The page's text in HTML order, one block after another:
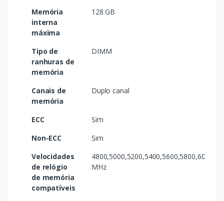
Memória
interna
máxima
128 GB
Tipo de
ranhuras de
memória
DIMM
Canais de
memória
Duplo canal
ECC
Sim
Non-ECC
Sim
Velocidades
de relógio
de memória
compatíveis
MHz